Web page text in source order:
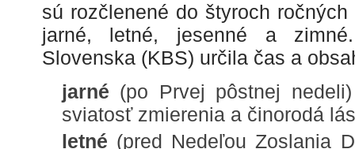
sú rozčlenené do štyroch
jarné, letné, jesenné a
Slovenska (KBS) určila čas a
jarné (po Prvej pôstnej
sviatosť zmierenia a činorodá
letné (pred Nedeľou Zoslania